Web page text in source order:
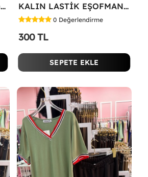
Düğmeli Pantolon Acı Kahve KALIN LASTİK EŞOFMAN ALTI Fuşya
0 Değerlendirme
300 TL
SEPETE EKLE